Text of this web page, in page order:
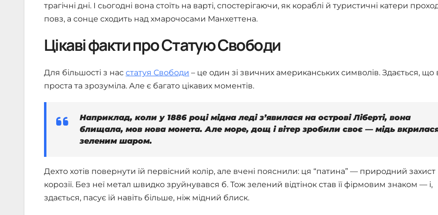
трагічні дні. І сьогодні вона стоїть на варті, спостерігаючи, як кораблі й туристичні катери
повз, а сонце сходить над хмарочосами Манхеттена.
Цікаві факти про Статую Свободи
Для більшості з нас статуя Свободи – це один зі звичних американських символів. Здається, що
проста та зрозуміла. Але є багато цікавих моментів.
Наприклад, коли у 1886 році мідна леді з’явилася на острові Ліберті, вона
блищала, мов нова монета. Але море, дощ і вітер зробили своє — мідь
зеленим шаром.
Дехто хотів повернути їй первісний колір, але вчені пояснили: ця “патина” — природний захист
корозії. Без неї метал швидко зруйнувався б. Тож зелений відтінок став її фірмовим знаком — і,
здається, пасує їй навіть більше, ніж мідний блиск.